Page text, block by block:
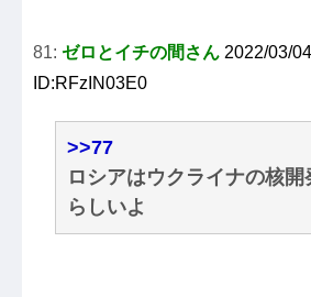
81: ゼロとイチの間さん 2022/03/
ID:RFzIN03E0
>>77
ロシアはウクライナの核
らしいよ